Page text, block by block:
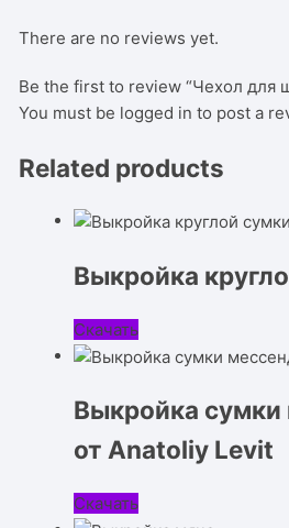
There are no reviews yet.
Be the first to review “Чехол для
You must be logged in to post a
Related products
Выкройка
Скачать
Выкройка
от Anatoliy Levit
Скачать